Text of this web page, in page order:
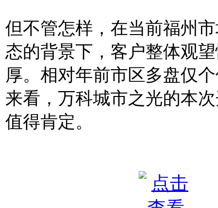
但不管怎样，在当前福州
态的背景下，客户整体观
厚。相对年前市区多盘仅
来看， 万科城市之光的本
值得肯定。